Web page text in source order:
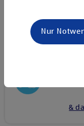
Leasing
&
Nur